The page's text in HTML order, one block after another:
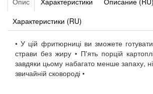
Характеристики (RU)
• У цій фритюрниці ви зможете готувати
страви без жиру • П'ять порцій
завдяки цьому набагато менше запаху,
звичайній сковороді •